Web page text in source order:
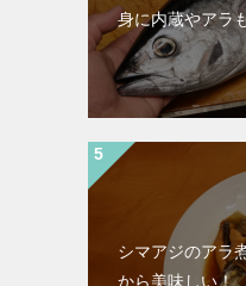
身に内蔵やアラ
シマアジのアラ
から美味しい！